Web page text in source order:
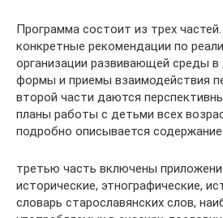
Программа состоит из трех
конкретные рекомендации по
организации развивающей среды
фор­мы и приемы взаимодействия
второй части да­ются
планы работы с детьми всех
подробно описывается содержание
третью часть включены
исторические, этнографические,
словарь старославянских слов,